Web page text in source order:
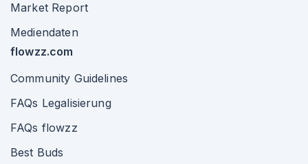
Market Report
Mediendaten
flowzz.com
Community Guidelines
FAQs Legalisierung
FAQs flowzz
Best Buds